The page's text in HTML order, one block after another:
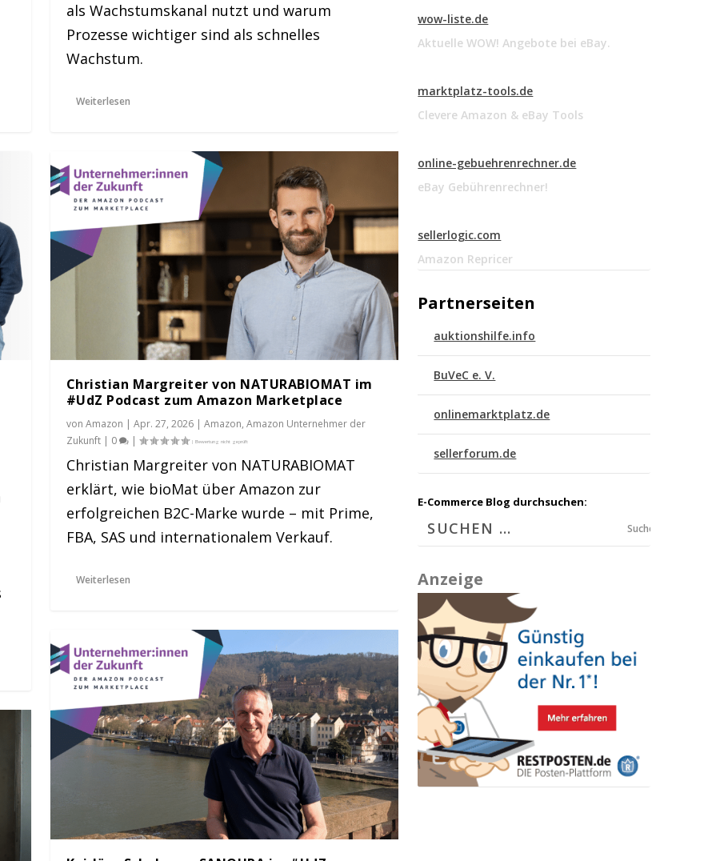
als Wachstumskanal nutzt und warum
Prozesse wichtiger sind als schnelles
Wachstum.
Weiterlesen
Christian Margreiter von NATURABIOMAT im
#UdZ Podcast zum Amazon Marketplace
von Amazon | Apr. 27, 2026| Amazon, Amazon Unternehmer der
Zukunft| 0 |
Christian Margreiter von NATURABIOMAT
erklärt, wie bioMat über Amazon zur
erfolgreichen B2C-Marke wurde – mit Prime,
FBA, SAS und internationalem Verkauf.
Weiterlesen
wow-liste.de
Aktuelle WOW! Angebote bei eBay.
marktplatz-tools.de
Clevere Amazon & eBay Tools
online-gebuehrenrechner.de
eBay Gebührenrechner!
sellerlogic.com
Amazon Repricer
Partnerseiten
auktionshilfe.info
BuVeC e. V.
onlinemarktplatz.de
sellerforum.de
E-Commerce Blog durchsuchen:
Suchen
Anzeige